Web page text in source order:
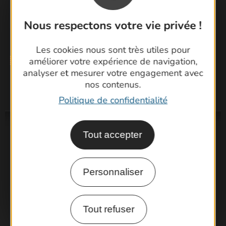
Nous respectons votre vie privée !
Les cookies nous sont très utiles pour
améliorer votre expérience de navigation,
analyser et mesurer votre engagement avec
nos contenus.
Politique de confidentialité
Tout accepter
Personnaliser
Tout refuser
Je m'inscris à la newsletter